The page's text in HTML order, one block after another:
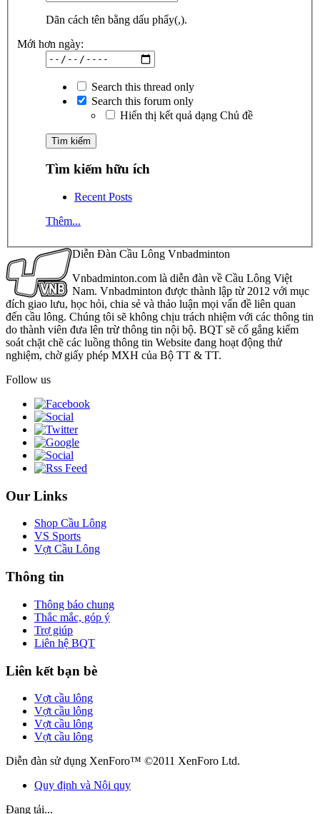
Dãn cách tên bằng dấu phẩy(,).
Mới hơn ngày:
Search this thread only
Search this forum only
Hiển thị kết quả dạng Chủ đề
Tìm kiếm hữu ích
Recent Posts
Thêm...
Diễn Đàn Cầu Lông Vnbadminton
Vnbadminton.com là diễn đàn về Cầu Lông Việt
Nam. Vnbadminton được thành lập từ 2012 với mục
đích giao lưu, học hỏi, chia sẻ và thảo luận mọi vấn đề liên quan
đến cầu lông. Chúng tôi sẽ không chịu trách nhiệm với các thông tin
do thành viên đưa lên trừ thông tin nội bộ. BQT sẽ cố gắng kiểm
soát chặt chẽ các luồng thông tin Website đang hoạt động thử
nghiệm, chờ giấy phép MXH của Bộ TT & TT.
Follow us
Our Links
Shop Cầu Lông
VS Sports
Vợt Cầu Lông
Thông tin
Thông báo chung
Thắc mắc, góp ý
Trợ giúp
Liên hệ BQT
Liên kết bạn bè
Vợt cầu lông
Vợt cầu lông
Vợt cầu lông
Vợt cầu lông
Diễn đàn sử dụng XenForo™ ©2011 XenForo Ltd.
Quy định và Nội quy
Đang tải...